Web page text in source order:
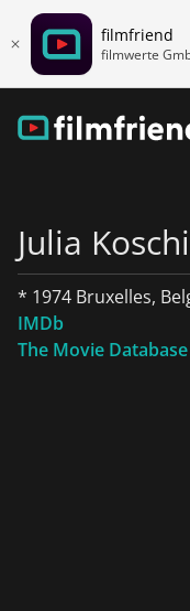
filmfriend
filmwerte
Julia
* 1974 Bruxelles,
IMDb
The Movie Database